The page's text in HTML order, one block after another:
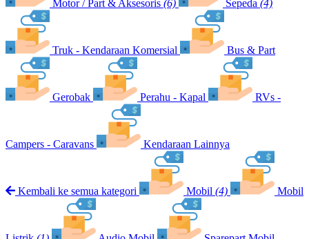
Motor / Part & Aksesoris (6) Sepeda (4)
Truk - Kendaraan Komersial Bus & Part
Gerobak Perahu - Kapal RVs -
Campers - Caravans Kendaraan Lainnya
Kembali ke semua kategori Mobil (4) Mobil